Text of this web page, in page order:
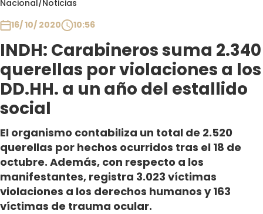
Nacional/Noticias
16/ 10/ 2020
10:56
INDH: Carabineros suma 2.340
querellas por violaciones a los
DD.HH. a un año del estallido
social
El organismo contabiliza un total de 2.520
querellas por hechos ocurridos tras el 18 de
octubre. Además, con respecto a los
manifestantes, registra 3.023 víctimas
violaciones a los derechos humanos y 163
víctimas de trauma ocular.
Club De La Comedia
Contigo en Directo
Plan Perfecto
El Tiempo
Sabingo
Todos Los Programas